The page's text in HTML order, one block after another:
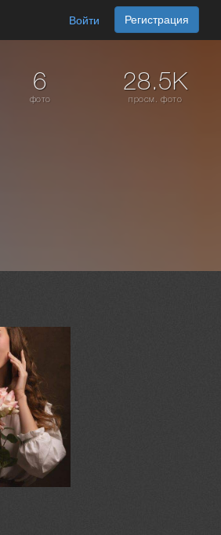
Войти Регистрация
6
фото
28.5K
просм. фото